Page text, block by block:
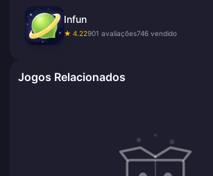
Infun
★ 4.22901 avaliações746 vendido
Jogos Relacionados